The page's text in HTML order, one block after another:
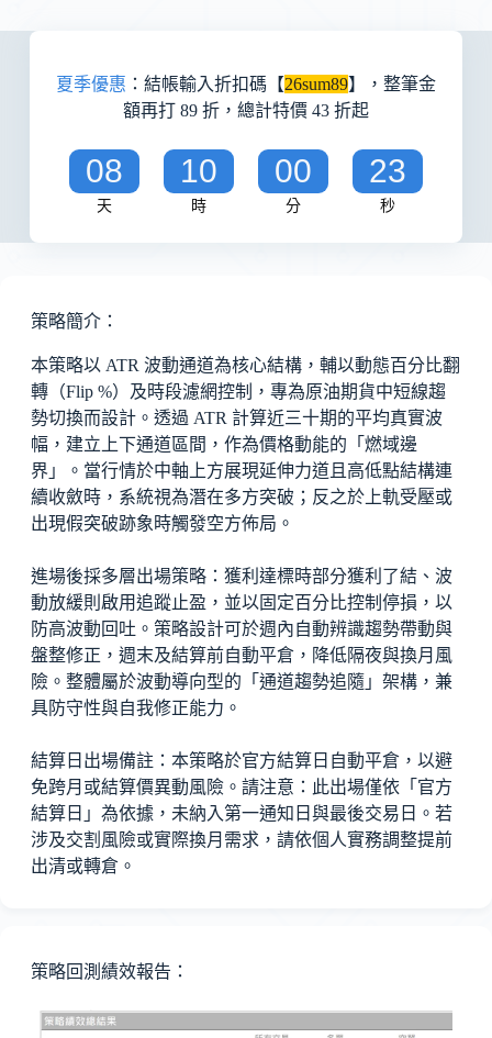
夏季優惠 ：結帳輸入折扣碼【26sum89】，整筆金
額再打 89 折，總計特價 43 折起
08
天
10
時
00
分
23
秒
策略簡介：
本策略以 ATR 波動通道為核心結構，輔以動態百分比翻
轉（Flip %）及時段濾網控制，專為原油期貨中短線趨
勢切換而設計。透過 ATR 計算近三十期的平均真實波
幅，建立上下通道區間，作為價格動能的「燃域邊
界」。當行情於中軸上方展現延伸力道且高低點結構連
續收斂時，系統視為潛在多方突破；反之於上軌受壓或
出現假突破跡象時觸發空方佈局。
進場後採多層出場策略：獲利達標時部分獲利了結、波
動放緩則啟用追蹤止盈，並以固定百分比控制停損，以
防高波動回吐。策略設計可於週內自動辨識趨勢帶動與
盤整修正，週末及結算前自動平倉，降低隔夜與換月風
險。整體屬於波動導向型的「通道趨勢追隨」架構，兼
具防守性與自我修正能力。
結算日出場備註：本策略於官方結算日自動平倉，以避
免跨月或結算價異動風險。請注意：此出場僅依「官方
結算日」為依據，未納入第一通知日與最後交易日。若
涉及交割風險或實際換月需求，請依個人實務調整提前
出清或轉倉。
策略回測績效報告：